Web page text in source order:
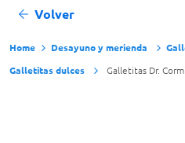
Volver
Desayuno y merienda
Galletitas dulces
Galletitas Dr.
Yerba
Cerveza
Doves